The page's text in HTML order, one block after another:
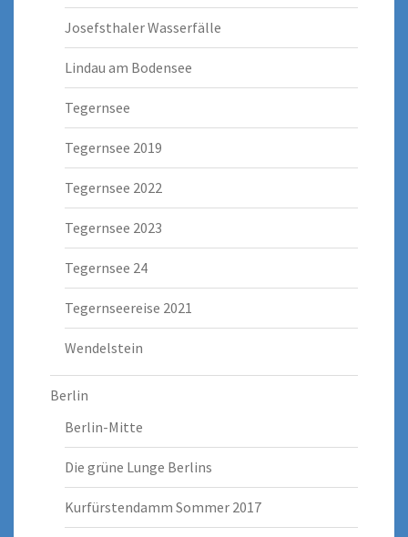
Josefsthaler Wasserfälle
Lindau am Bodensee
Tegernsee
Tegernsee 2019
Tegernsee 2022
Tegernsee 2023
Tegernsee 24
Tegernseereise 2021
Wendelstein
Berlin
Berlin-Mitte
Die grüne Lunge Berlins
Kurfürstendamm Sommer 2017